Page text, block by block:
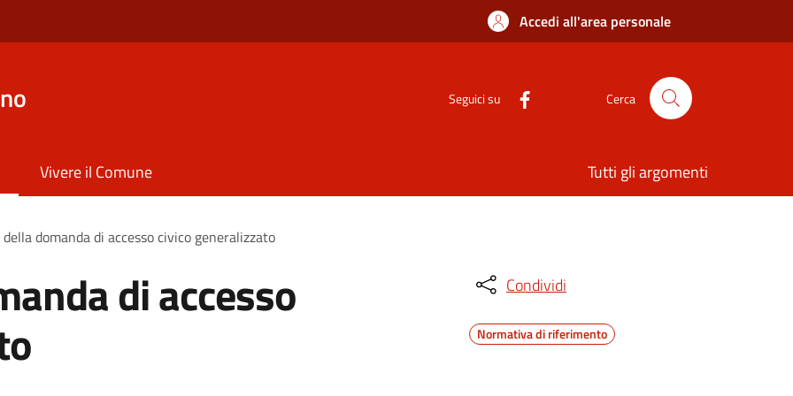
Accedi all'area personale
Seguici su Cerca
Vivere il Comune Tutti gli argomenti
della domanda di accesso civico generalizzato
di accesso Condividi
Normativa di riferimento